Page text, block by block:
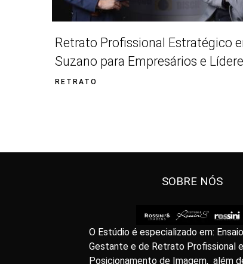
Retrato Profissional Estratégico
Suzano para Empresários e
RETRATO
SOBRE NÓS
O Estúdio é especializado em:
Gestante e de Retrato Profissional e
Posicionamento de Imagem, além